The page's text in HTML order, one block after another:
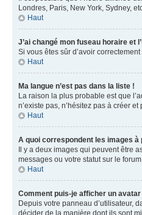
Londres, Paris, New York, Sydney,
Haut
J’ai changé mon fuseau horaire et
Si vous êtes sûr d’avoir
Haut
Ma langue n’est pas dans la liste !
La raison la plus probable est que
n’existe pas, n’hésitez pas à créer
Haut
A quoi correspondent les images à
Il y a deux images qui peuvent être
messages ou votre statut sur le
Haut
Comment puis-je afficher un avatar
Depuis votre panneau d’utilisateur,
décider de la manière dont ils sont